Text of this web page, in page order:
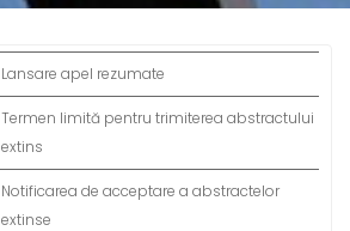
Lansare apel rezumate
Termen limită pentru trimiterea abstractului
extins
Notificarea de acceptare a abstractelor
extinse